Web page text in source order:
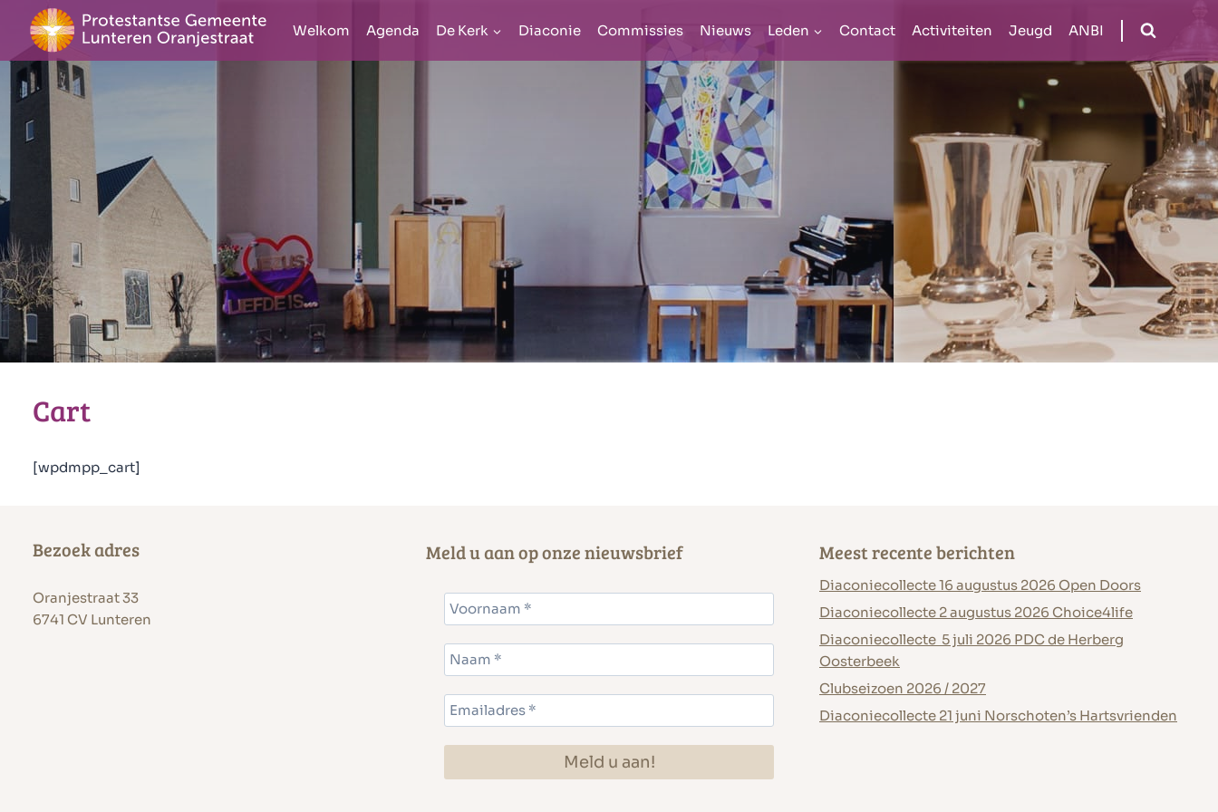
Doorgaan
inhoud
Welkom Agenda De Kerk Diaconie Commissies Nieuws Leden Contact Activiteiten Jeugd ANBI
Cart
[wpdmpp_cart]
Bezoek adres
Oranjestraat 33
6741 CV Lunteren
Meld u aan op onze nieuwsbrief Meest recente berichten
Diaconiecollecte 16 augustus 2026 Open Doors
Diaconiecollecte 2 augustus 2026 Choice4life
Diaconiecollecte 5 juli 2026 PDC de Herberg
Oosterbeek
Clubseizoen 2026 / 2027
Diaconiecollecte 21 juni Norschoten’s Hartsvrienden